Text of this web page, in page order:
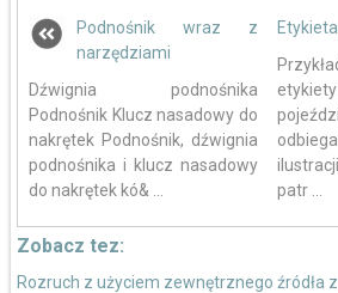
Podnośnik wraz z
narzędziami
Dźwignia podnośnika
Podnośnik Klucz nasadowy do
nakrętek Podnośnik, dźwignia
podnośnika i klucz nasadowy
do nakrętek kó& ...
patr ...
Zobacz tez:
Rozruch z użyciem zewnętrznego źródła